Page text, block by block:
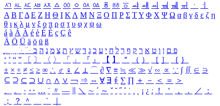
ㅺ ㅻ ㅼ ㅽ ㅾ ㅿ ㆀ ㆁ ㆂ ㆃ ㆄ ㆅ ㆆ ㆇ ㆈ ㆉ ㆊ ㆋ ㆌ ㆍ
ㆎ
Α Β ΓΔ Ε Ζ Η Θ Ι ΚΛ Μ Ν Ξ Ο Π Ρ Σ ΤΥ Φ Χ Ψ Ω α β γ δ ε ζ η
θ ι κ λ μ ν ξ ο π ρ σ τ υ φ χ ψ ω
á à Á À é è É È ç Ç ê
Ä Ö Ü ä ö ü ß
ִֶֹ ֻּ ׁׂ פ ם ן ו ט א ר ק ף ך ל ח י ע כ ג ד ש ץ ת צ מ נ ה ב
‘ ’ “ ” 〔 〕 〈 〉 「 」 『 』 【 】 ＂ （ ） ［ ］ ｛ ｝
± × ÷ ≠ ≤ ≥ ∞ ∴ ♂ ♀ ∠ ⊥ ⌒ ∂ ∇ ≡ ≒ ≪ ≫ √ ∽ ∝ ∵ ∫ ∬ ∈ ∋
⊆ ⊇ ⊂ ⊃ ∪ ∩ ∧ ∨ ￢ ⇒ ⇔ ∀ ∃ ∮ ∑ ∏ ＋ － ＜ ＝
＞
、
。 · ‥ … ¨ 〃 ― ＼ ∼ ´ ～ ˇ ˘ ˝ ˚ ˙ ¸ ¡ ¿ ː ！ ＇ ， ． ／
：
；
？ ＾ ｀